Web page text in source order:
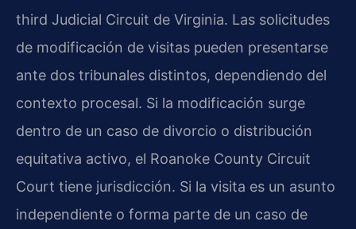
third Judicial Circuit de Virginia. Las solicitudes
de modificación de visitas pueden presentarse
ante dos tribunales distintos, dependiendo del
contexto procesal. Si la modificación surge
dentro de un caso de divorcio o distribución
equitativa activo, el Roanoke County Circuit
Court tiene jurisdicción. Si la visita es un asunto
independiente o forma parte de un caso de